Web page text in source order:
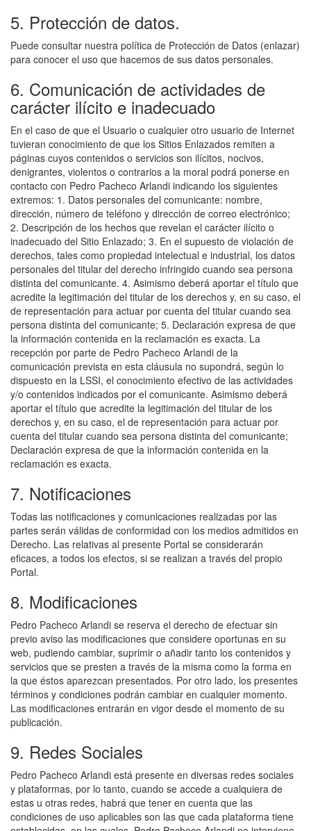
5. Protección de datos.
Puede consultar nuestra política de Protección de Datos (enlazar)
para conocer el uso que hacemos de sus datos personales.
6. Comunicación de actividades de
carácter ilícito e inadecuado
En el caso de que el Usuario o cualquier otro usuario de Internet
tuvieran conocimiento de que los Sitios Enlazados remiten a
páginas cuyos contenidos o servicios son ilícitos, nocivos,
denigrantes, violentos o contrarios a la moral podrá ponerse en
contacto con Pedro Pacheco Arlandi indicando los siguientes
extremos: 1. Datos personales del comunicante: nombre,
dirección, número de teléfono y dirección de correo electrónico;
2. Descripción de los hechos que revelan el carácter ilícito o
inadecuado del Sitio Enlazado; 3. En el supuesto de violación de
derechos, tales como propiedad intelectual e industrial, los datos
personales del titular del derecho infringido cuando sea persona
distinta del comunicante. 4. Asimismo deberá aportar el título que
acredite la legitimación del titular de los derechos y, en su caso, el
de representación para actuar por cuenta del titular cuando sea
persona distinta del comunicante; 5. Declaración expresa de que
la información contenida en la reclamación es exacta. La
recepción por parte de Pedro Pacheco Arlandi de la
comunicación prevista en esta cláusula no supondrá, según lo
dispuesto en la LSSI, el conocimiento efectivo de las actividades
y/o contenidos indicados por el comunicante. Asimismo deberá
aportar el título que acredite la legitimación del titular de los
derechos y, en su caso, el de representación para actuar por
cuenta del titular cuando sea persona distinta del comunicante;
Declaración expresa de que la información contenida en la
reclamación es exacta.
7. Notificaciones
Todas las notificaciones y comunicaciones realizadas por las
partes serán válidas de conformidad con los medios admitidos en
Derecho. Las relativas al presente Portal se considerarán
eficaces, a todos los efectos, si se realizan a través del propio
Portal.
8. Modificaciones
Pedro Pacheco Arlandi se reserva el derecho de efectuar sin
previo aviso las modificaciones que considere oportunas en su
web, pudiendo cambiar, suprimir o añadir tanto los contenidos y
servicios que se presten a través de la misma como la forma en
la que éstos aparezcan presentados. Por otro lado, los presentes
términos y condiciones podrán cambiar en cualquier momento.
Las modificaciones entrarán en vigor desde el momento de su
publicación.
9. Redes Sociales
Pedro Pacheco Arlandi está presente en diversas redes sociales
y plataformas, por lo tanto, cuando se accede a cualquiera de
estas u otras redes, habrá que tener en cuenta que las
condiciones de uso aplicables son las que cada plataforma tiene